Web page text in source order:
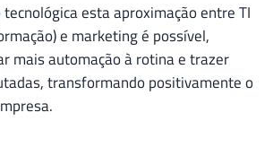
tecnológica esta aproximação entre TI
e marketing é possível,
mais automação à rotina e trazer
transformando positivamente o